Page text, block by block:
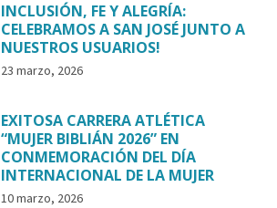
INCLUSIÓN, FE Y ALEGRÍA:
CELEBRAMOS A SAN JOSÉ JUNTO A
NUESTROS USUARIOS!
23 marzo, 2026
EXITOSA CARRERA ATLÉTICA
“MUJER BIBLIÁN 2026” EN
CONMEMORACIÓN DEL DÍA
INTERNACIONAL DE LA MUJER
10 marzo, 2026